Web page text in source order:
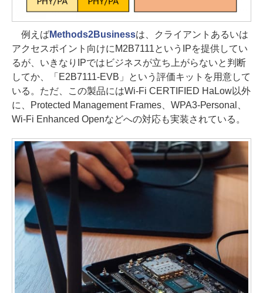
例えばMethods2Businessは、クライアントあるいは
アクセスポイント向けにM2B7111というIPを提供してい
るが、いきなりIPではビジネスが立ち上がらないと判断
してか、「E2B7111-EVB」という評価キットを用意して
いる。ただ、この製品にはWi-Fi CERTIFIED HaLow以外
に、Protected Management Frames、WPA3-Personal、
Wi-Fi Enhanced Openなどへの対応も実装されている。